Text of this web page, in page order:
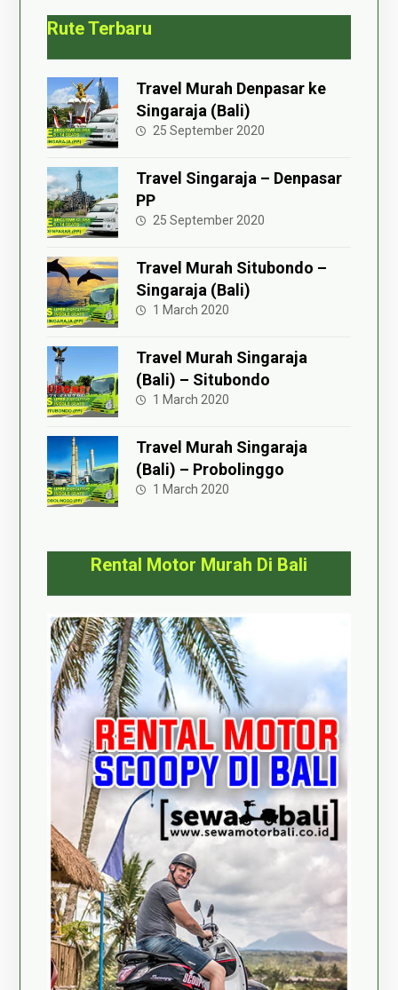
Rute Terbaru
Travel Murah Denpasar ke
Singaraja (Bali)
25 September 2020
Travel Singaraja – Denpasar
PP
25 September 2020
Travel Murah Situbondo –
Singaraja (Bali)
1 March 2020
Travel Murah Singaraja
(Bali) – Situbondo
1 March 2020
Travel Murah Singaraja
(Bali) – Probolinggo
1 March 2020
Rental Motor Murah Di Bali